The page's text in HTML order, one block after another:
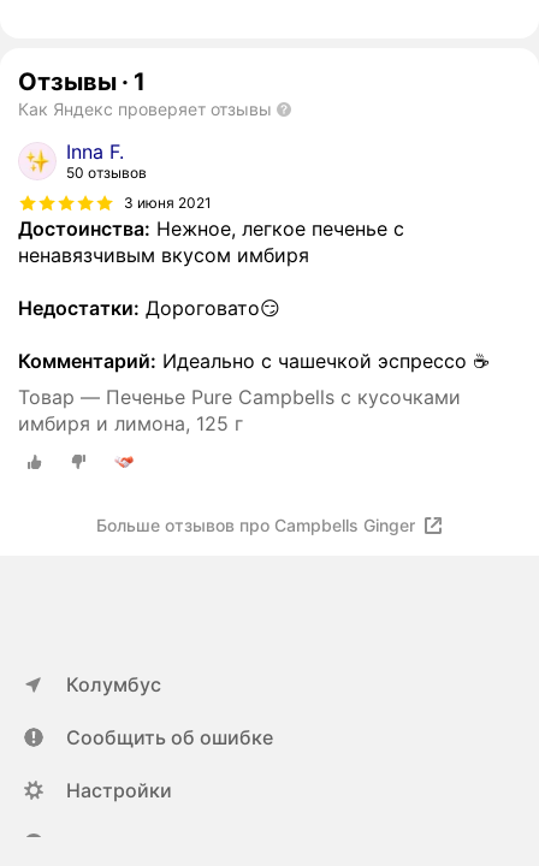
Отзывы · 1
Как Яндекс проверяет отзывы
Inna F.
50 отзывов
3 июня 2021
Достоинства: Нежное, легкое печенье с
ненавязчивым вкусом имбиря
Недостатки: Дороговато😏
Комментарий: Идеально с чашечкой эспрессо ☕️
Товар — Печенье Pure Campbells c кусочками
имбиря и лимона, 125 г
Больше отзывов про Campbells Ginger
Колумбус
Сообщить об ошибке
Настройки